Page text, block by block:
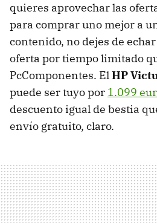
quieres aprovechar las
para comprar uno mejor a
contenido, no dejes de
oferta por tiempo limitado
PcComponentes. ElHP
puede ser tuyo por 1.099
descuento igual de bestia
envío gratuito, claro.